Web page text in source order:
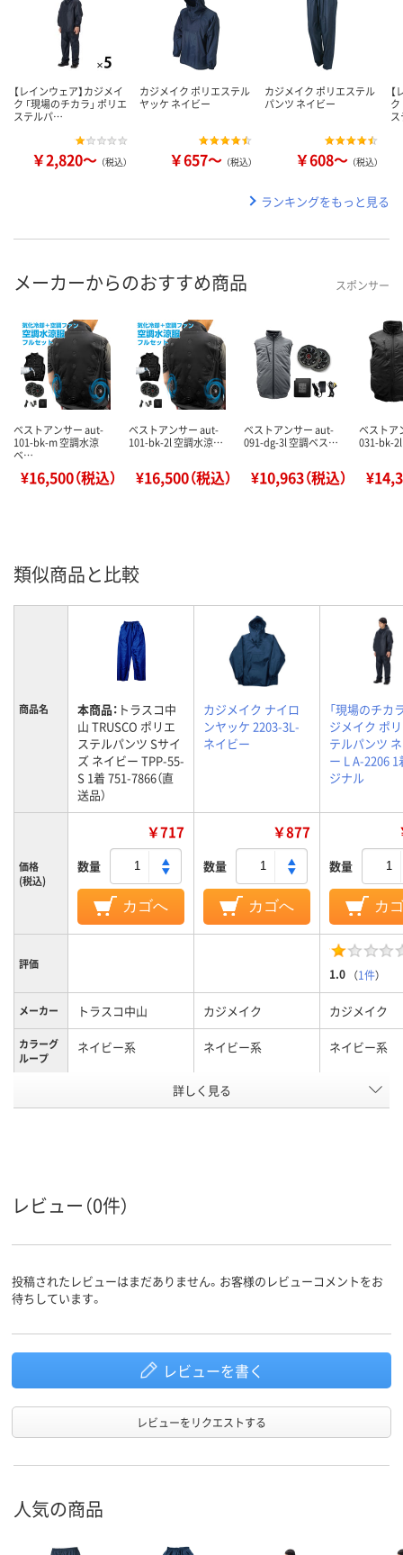
【レインウェア】カジメイ
ク 「現場のチカラ」 ポリエ
ステルパ…
￥2,820～ （税込）
カジメイク ポリエステル
ヤッケ ネイビー
￥657～ （税込）
カジメイク ポリエステル
パンツ ネイビー
￥608～ （税込）
ク
ランキングをもっと見る
メーカーからのおすすめ商品 スポンサー
ベストアンサー aut-
101-bk-m 空調水涼
ベ…
¥16,500（税込）
ベストアンサー aut-
101-bk-2l 空調水涼…
¥16,500（税込）
ベストアンサー aut-
091-dg-3l 空調ベス…
¥10,963（税込）
ベストア
031-bk-
類似商品と比較
商品名 本商品： トラスコ中
山 TRUSCO ポリエ
ステルパンツ Sサイ
ズ ネイビー TPP-55-
S 1着 751-7866（直
送品）
カジメイク ナイロ
ンヤッケ 2203-3L-
ネイビー
「現場のチカ
ジメイク ポ
テルパンツ
ー L A-2206 1
ジナル
価格
(税込)
￥717
数量
カゴへ
￥877
数量
カゴへ
数量
カ
評価
1.0 （1件）
メーカー トラスコ中山 カジメイク カジメイク
カラーグ
ループ
ネイビー系 ネイビー系 ネイビー系
3L
スコア
詳しく見る
レビュー（0件）
投稿されたレビューはまだありません。お客様のレビューコメントをお
待ちしています。
レビューを書く
レビューをリクエストする
人気の商品